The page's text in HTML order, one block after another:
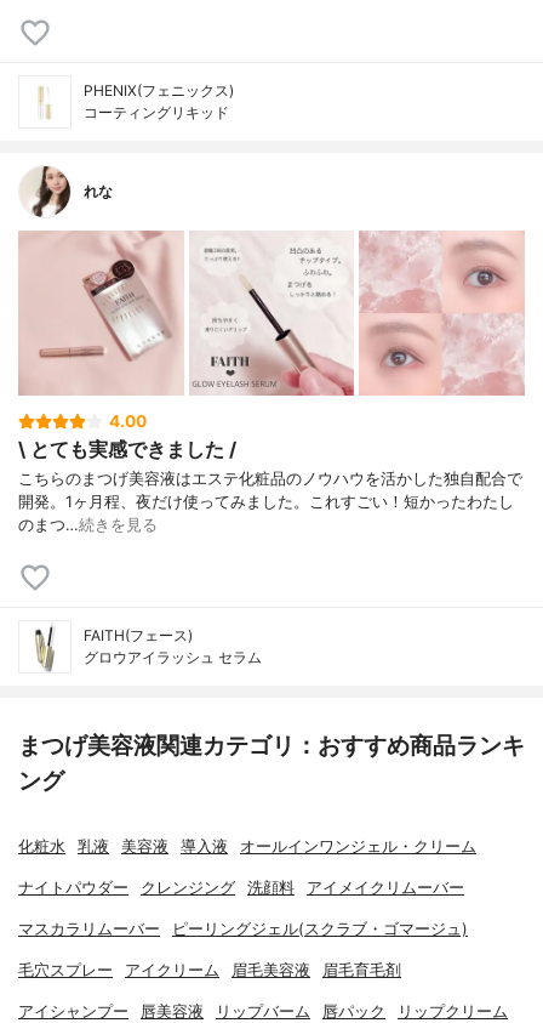
PHENIX(フェニックス)
コーティングリキッド
れな
4.00
\ とても実感できました /
こちらのまつげ美容液はエステ化粧品のノウハウを活かした独自配合で
開発。1ヶ月程、夜だけ使ってみました。ㅤㅤㅤㅤㅤㅤㅤㅤㅤㅤㅤㅤㅤこれすごい！短かったわたし
のまつ…続きを見る
FAITH(フェース)
グロウアイラッシュ セラム
まつげ美容液関連カテゴリ：おすすめ商品ランキ
ング
化粧水 乳液 美容液 導入液 オールインワンジェル・クリーム
ナイトパウダー クレンジング 洗顔料 アイメイクリムーバー
マスカラリムーバー ピーリングジェル(スクラブ・ゴマージュ)
毛穴スプレー アイクリーム 眉毛美容液 眉毛育毛剤
アイシャンプー 唇美容液 リップバーム 唇パック リップクリーム